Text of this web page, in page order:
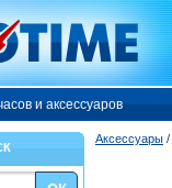
и аксессуаров
Аксессуары /